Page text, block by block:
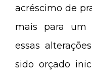
acréscimo de
mais para um
essas
sido orçado